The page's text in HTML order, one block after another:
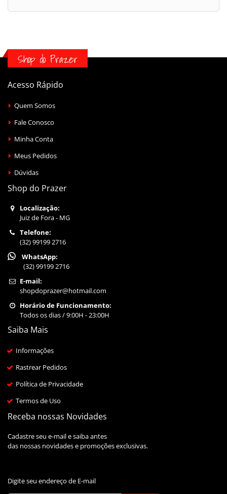
Shop do Prazer
Acesso Rápido
Quem Somos
Fale Conosco
Minha Conta
Meus Pedidos
Dúvidas
Shop do Prazer
Localização:
Juiz de Fora - MG
Telefone:
(32) 99199 2716
WhatsApp:
(32) 99199 2716
E-mail:
shopdoprazer@hotmail.com
Horário de Funcionamento:
Todos os dias / 9:00H - 23:00H
Saiba Mais
Informações
Rastrear Pedidos
Política de Privacidade
Termos de Uso
Receba nossas Novidades
Cadastre seu e-mail e saiba antes
das nossas novidades e promoções exclusivas.
Digite seu endereço de E-mail